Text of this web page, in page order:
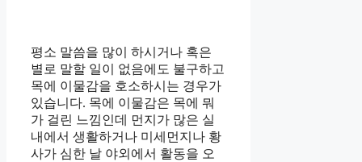
평소 말씀을 많이 하시거나 혹은
별로 말할 일이 없음에도 불구하고
목에 이물감을 호소하시는 경우가
있습니다. 목에 이물감은 목에 뭐
가 걸린 느낌인데 먼지가 많은 실
내에서 생활하거나 미세먼지나 황
사가 심한 날 야외에서 활동을 오